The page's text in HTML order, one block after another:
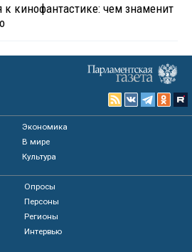
кинофантастике: чем знаменит
Экономика
В мире
Культура
Опросы
Персоны
Регионы
Интервью